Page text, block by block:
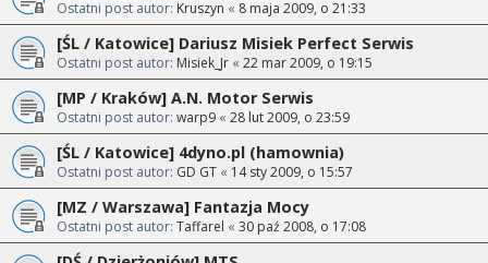
Ostatni post autor: Kruszyn « 8 maja 2009, o 21:33
[ŚL / Katowice] Dariusz Misiek Perfect Serwis
Ostatni post autor: Misiek_Jr « 22 mar 2009, o 19:15
[MP / Kraków] A.N. Motor Serwis
Ostatni post autor: warp9 « 28 lut 2009, o 23:59
[ŚL / Katowice] 4dyno.pl (hamownia)
Ostatni post autor: GD GT « 14 sty 2009, o 15:57
[MZ / Warszawa] Fantazja Mocy
Ostatni post autor: Taffarel « 30 paź 2008, o 17:08